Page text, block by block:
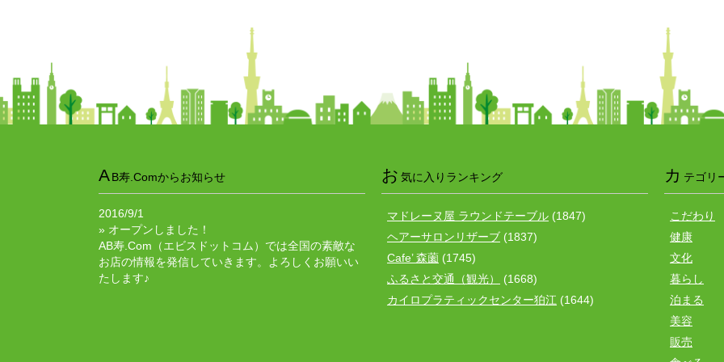
AB寿.Comからお知らせ
2016/9/1
» オープンしました！
AB寿.Com（エビスドットコム）では全国の素敵な
お店の情報を発信していきます。よろしくお願いい
たします♪
お 気に入りランキング
マドレーヌ屋 ラウンドテーブル (1847)
ヘアーサロンリザーブ (1837)
Cafe’ 森薗 (1745)
ふるさと交通（観光）
(1668)
カイロプラティックセンター狛江 (1644)
カ テゴリ
こだわり
健康
文化
暮らし
泊まる
美容
販売